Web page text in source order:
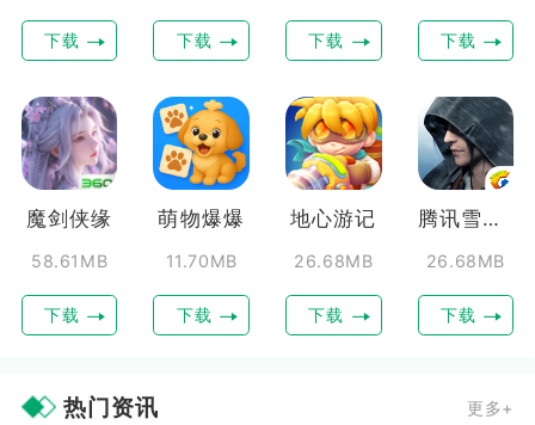
下载 下载 下载 下载
魔剑侠缘
58.61MB
下载
萌物爆爆
11.70MB
下载
地心游记
26.68MB
下载
腾讯雪鹰领主
26.68MB
下载
热门资讯 更多+